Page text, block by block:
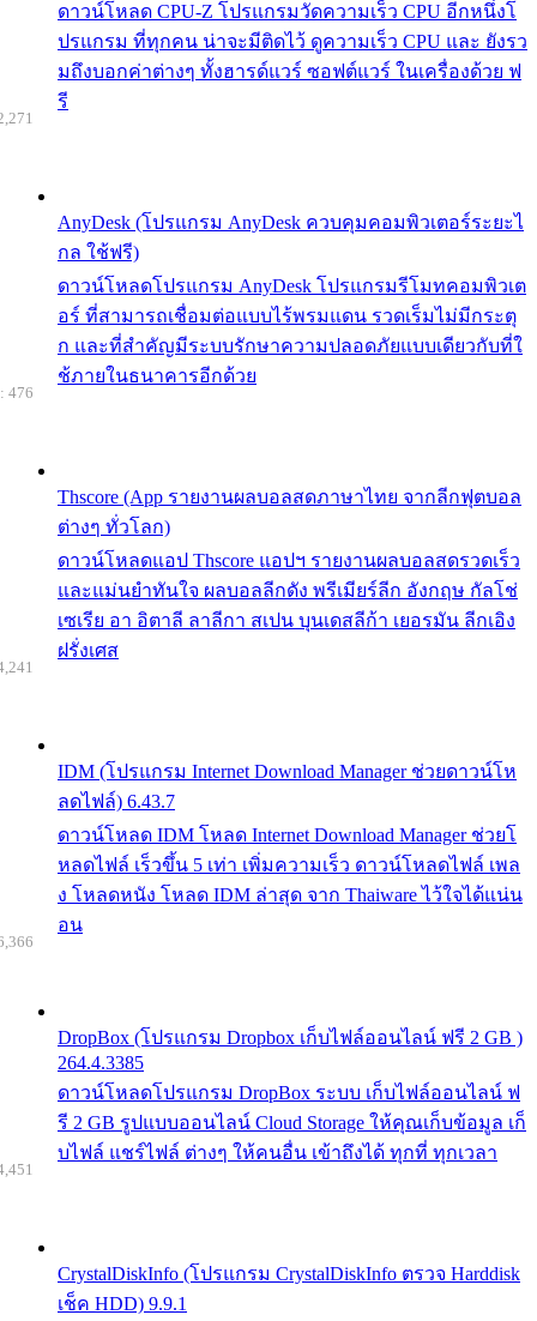
ดาวน์โหลด CPU-Z โปรแกรมวัดความเร็ว CPU อีกหนึ่งโ
ปรแกรม ที่ทุกคน น่าจะมีติดไว้ ดูความเร็ว CPU และ ยังรว
มถึงบอกค่าต่างๆ ทั้งฮารด์แวร์ ซอฟต์แวร์ ในเครื่องด้วย ฟ
รี
AnyDesk (โปรแกรม AnyDesk ควบคุมคอมพิวเตอร์ระยะไ
กล ใช้ฟรี)
ดาวน์โหลดโปรแกรม AnyDesk โปรแกรมรีโมทคอมพิวเต
อร์ ที่สามารถเชื่อมต่อแบบไร้พรมแดน รวดเร็มไม่มีกระตุ
ก และที่สำคัญมีระบบรักษาความปลอดภัยแบบเดียวกับที่ใ
ช้ภายในธนาคารอีกด้วย
Thscore (App รายงานผลบอลสดภาษาไทย จากลีกฟุตบอล
ต่างๆ ทั่วโลก)
ดาวน์โหลดแอป Thscore แอปฯ รายงานผลบอลสดรวดเร็ว
และแม่นยำทันใจ ผลบอลลีกดัง พรีเมียร์ลีก อังกฤษ กัลโช่
เซเรีย อา อิตาลี ลาลีกา สเปน บุนเดสลีก้า เยอรมัน ลีกเอิง
ฝรั่งเศส
476
IDM (โปรแกรม Internet Download Manager ช่วยดาวน์โห
ลดไฟล์) 6.43.7
ดาวน์โหลด IDM โหลด Internet Download Manager ช่วยโ
หลดไฟล์ เร็วขึ้น 5 เท่า เพิ่มความเร็ว ดาวน์โหลดไฟล์ เพล
ง โหลดหนัง โหลด IDM ล่าสุด จาก Thaiware ไว้ใจได้แน่น
อน
DropBox (โปรแกรม Dropbox เก็บไฟล์ออนไลน์ ฟรี 2 GB )
264.4.3385
ดาวน์โหลดโปรแกรม DropBox ระบบ เก็บไฟล์ออนไลน์ ฟ
รี 2 GB รูปแบบออนไลน์ Cloud Storage ให้คุณเก็บข้อมูล เก็
บไฟล์ แชร์ไฟล์ ต่างๆ ให้คนอื่น เข้าถึงได้ ทุกที่ ทุกเวลา
CrystalDiskInfo (โปรแกรม CrystalDiskInfo ตรวจ Harddisk
เช็ค HDD) 9.9.1